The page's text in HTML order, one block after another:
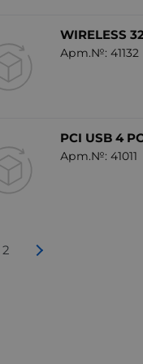
WIRELESS
Арт.№: 41132
PCI USB 4
Арт.№: 41011
2